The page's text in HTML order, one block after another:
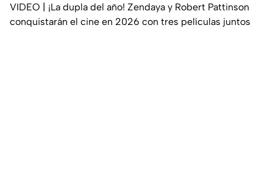
VIDEO | ¡La dupla del año! Zendaya y Robert Pattinson
conquistarán el cine en 2026 con tres películas juntos